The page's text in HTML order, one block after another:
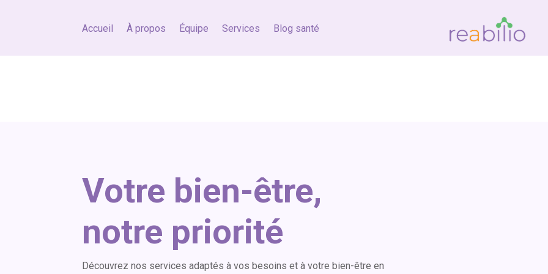
Accueil À propos Équipe Services Blog santé
Votre bien-être,
notre priorité
Découvrez nos services adaptés à vos besoins et à votre bien-être en